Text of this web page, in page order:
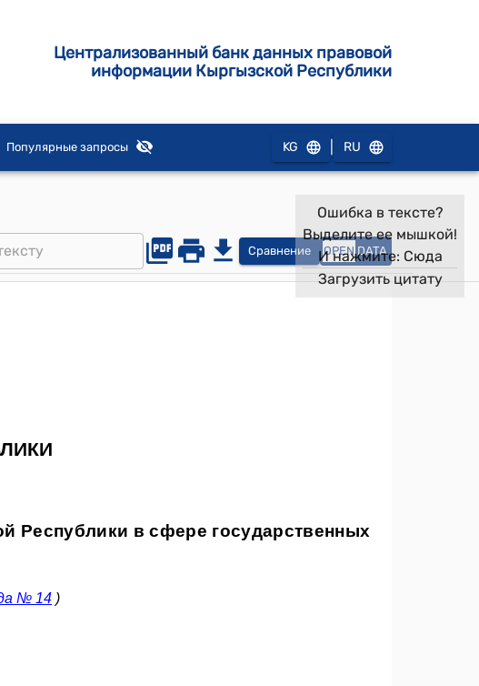
Централизованный банк данных правовой
информации Кыргызской Республики
Популярные запросы KG RU
Сравнение OPEN DATA
Ошибка в тексте?
Выделите ее мышкой!
И нажмите: Сюда
Загрузить цитату